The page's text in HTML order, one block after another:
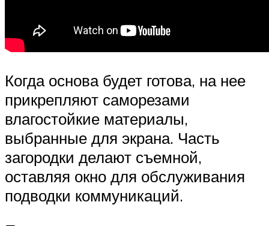
Когда основа будет готова, на нее
прикрепляют саморезами
влагостойкие материалы,
выбранные для экрана. Часть
загородки делают съемной,
оставляя окно для обслуживания
подводки коммуникаций.